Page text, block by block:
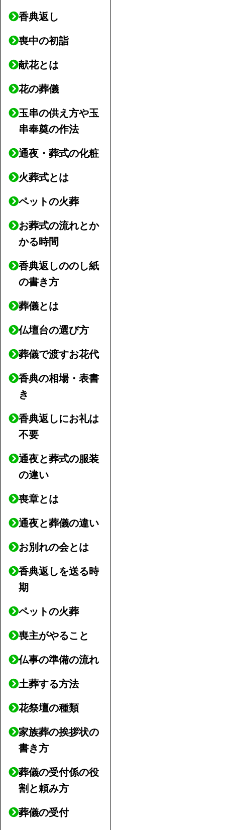
香典返し
喪中の初詣
献花とは
花の葬儀
玉串の供え方や玉
串奉奠の作法
通夜・葬式の化粧
火葬式とは
ペットの火葬
お葬式の流れとか
かる時間
香典返しののし紙
の書き方
葬儀とは
仏壇台の選び方
葬儀で渡すお花代
香典の相場・表書
き
香典返しにお礼は
不要
通夜と葬式の服装
の違い
喪章とは
通夜と葬儀の違い
お別れの会とは
香典返しを送る時
期
ペットの火葬
喪主がやること
仏事の準備の流れ
土葬する方法
花祭壇の種類
家族葬の挨拶状の
書き方
葬儀の受付係の役
割と頼み方
葬儀の受付